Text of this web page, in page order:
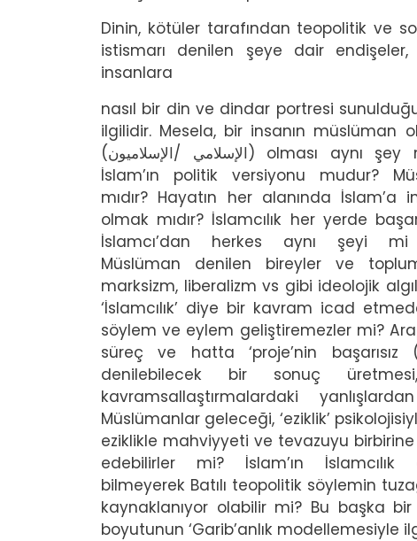
Dinin, kötüler tarafından teopolitik ve
istismarı denilen şeye dair endişeler,
insanlara
nasıl bir din ve dindar portresi
ilgilidir. Mesela, bir insanın müslüman
(
الإسلامي /الإسلاميون
) olması aynı şey
İslam’ın politik versiyonu mudur?
mıdır? Hayatın her alanında İslam’a
olmak mıdır? İslamcılık her yerde
İslamcı’dan herkes aynı şeyi mi
Müslüman denilen bireyler ve
marksizm, liberalizm vs gibi ideolojik
‘İslamcılık’ diye bir kavram icad
söylem ve eylem geliştiremezler mi?
süreç ve hatta ‘proje’nin başarısız
denilebilecek bir sonuç
kavramsallaştırmalardaki
Müslümanlar geleceği, ‘eziklik’
eziklikle mahviyyeti ve tevazuyu birbirine
edebilirler mi? İslam’ın İslamcılık
bilmeyerek Batılı teopolitik söylemin
kaynaklanıyor olabilir mi? Bu başka
boyutunun ‘Garib’anlık modellemesiyle